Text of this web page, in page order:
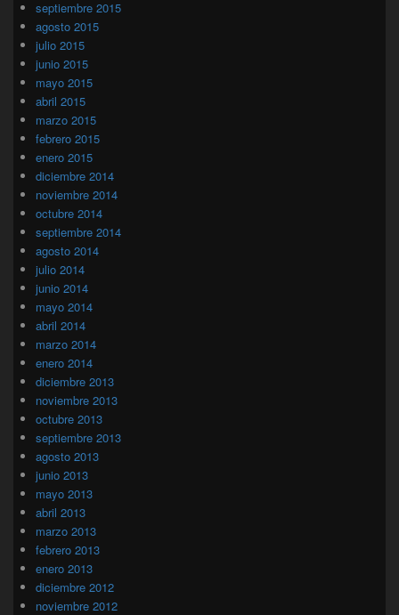
septiembre 2015
agosto 2015
julio 2015
junio 2015
mayo 2015
abril 2015
marzo 2015
febrero 2015
enero 2015
diciembre 2014
noviembre 2014
octubre 2014
septiembre 2014
agosto 2014
julio 2014
junio 2014
mayo 2014
abril 2014
marzo 2014
enero 2014
diciembre 2013
noviembre 2013
octubre 2013
septiembre 2013
agosto 2013
junio 2013
mayo 2013
abril 2013
marzo 2013
febrero 2013
enero 2013
diciembre 2012
noviembre 2012